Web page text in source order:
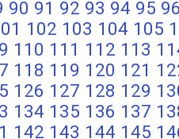
90 91 92 93 94 95
102 103 104 105
110 111 112 113
118 119 120 121
126 127 128 129
134 135 136 137
142 143 144 145